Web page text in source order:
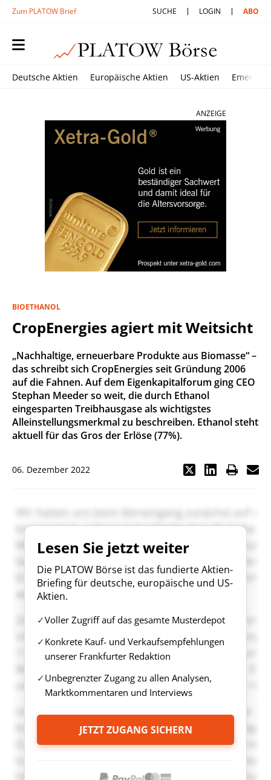
Zum PLATOW Brief SUCHE LOGIN ABO
Deutsche Aktien Europäische Aktien US-Aktien
ANZEIGE
BIOETHANOL
CropEnergies agiert mit Weitsicht
„Nachhaltige, erneuerbare Produkte aus Biomasse“ –
das schreibt sich CropEnergies seit Gründung 2006
auf die Fahnen. Auf dem Eigenkapitalforum ging CEO
Stephan Meeder so weit, die durch Ethanol
eingesparten Treibhausgase als wichtigstes
Alleinstellungsmerkmal zu beschreiben. Ethanol steht
aktuell für das Gros der Erlöse (77%).
06. Dezember 2022
Lesen Sie jetzt weiter
Die PLATOW Börse ist das fundierte Aktien-
Briefing für deutsche, europäische und US-
Aktien.
Voller Zugriff auf das gesamte Musterdepot
Konkrete Kauf- und Verkaufsempfehlungen
unserer Frankfurter Redaktion
Unbegrenzter Zugang zu allen Analysen,
Marktkommentaren und Interviews
JETZT ZUGANG SICHERN